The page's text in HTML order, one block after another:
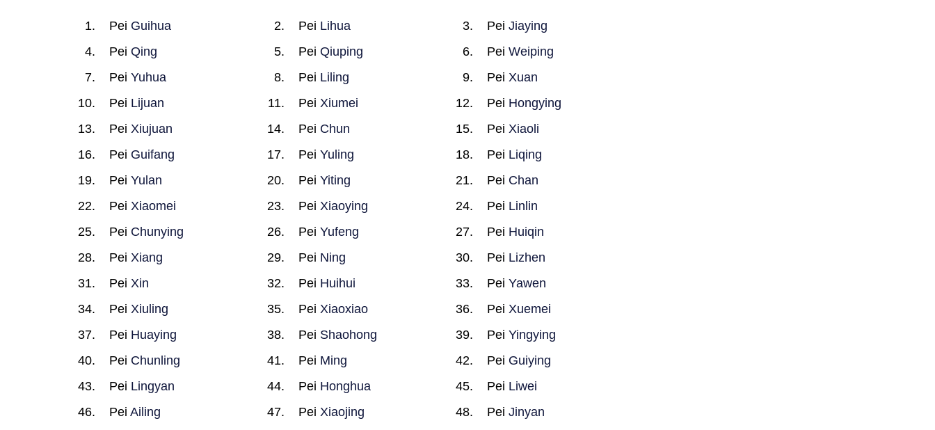
Pei Guihua Pei Lihua PeiJiaying
Pei Qing Pei Qiuping PeiWeiping
Pei Yuhua Pei Liling PeiXuan
Pei Lijuan Pei Xiumei Pei Hongying
Pei Xiujuan Pei Chun PeiXiaoli
Pei Guifang Pei Yuling Pei Liqing
Pei Yulan Pei Yiting Pei Chan
Pei Xiaomei Pei Xiaoying Pei Linlin
Pei Chunying Pei Yufeng Pei Huiqin
Pei Xiang Pei Ning Pei Lizhen
Pei Xin Pei Huihui PeiYawen
Pei Xiuling Pei Xiaoxiao PeiXuemei
Pei Huaying Pei Shaohong PeiYingying
Pei Chunling Pei Ming Pei Guiying
Pei Lingyan Pei Honghua Pei Liwei
Pei Ailing Pei Xiaojing PeiJinyan